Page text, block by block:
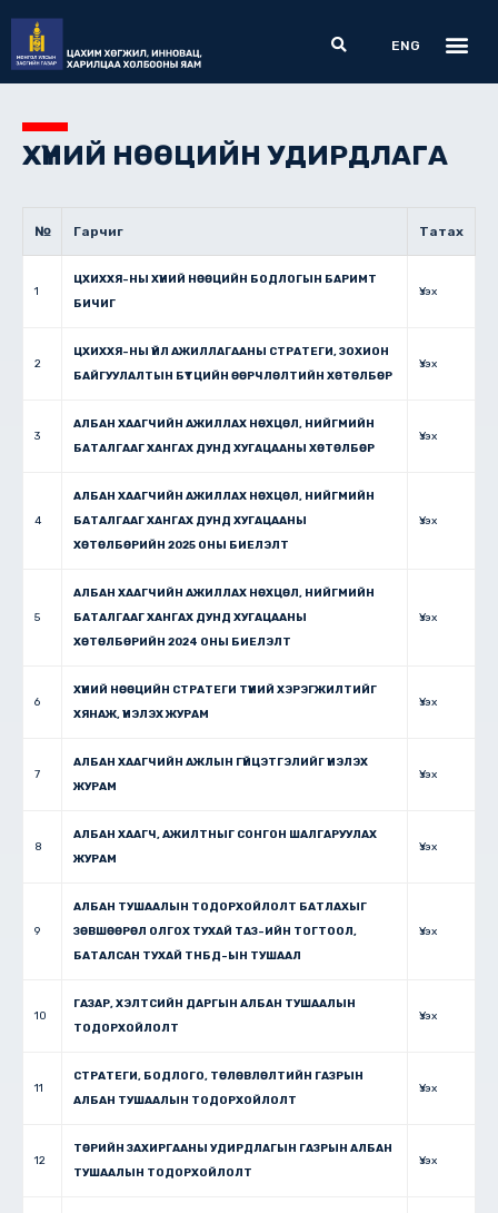
content
Search
ENG
ХҮНИЙ НӨӨЦИЙН УДИРДЛАГА
№ Гарчиг Татах
1
ЦХИХХЯ-НЫ ХҮНИЙ НӨӨЦИЙН БОДЛОГЫН БАРИМТ
БИЧИГ
Үзэх
2
ЦХИХХЯ-НЫ ҮЙЛ АЖИЛЛАГААНЫ СТРАТЕГИ, ЗОХИОН
БАЙГУУЛАЛТЫН БҮТЦИЙН ӨӨРЧЛӨЛТИЙН ХӨТӨЛБӨР
Үзэх
3
АЛБАН ХААГЧИЙН АЖИЛЛАХ НӨХЦӨЛ, НИЙГМИЙН
БАТАЛГААГ ХАНГАХ ДУНД ХУГАЦААНЫ ХӨТӨЛБӨР
Үзэх
4
АЛБАН ХААГЧИЙН АЖИЛЛАХ НӨХЦӨЛ, НИЙГМИЙН
БАТАЛГААГ ХАНГАХ ДУНД ХУГАЦААНЫ
ХӨТӨЛБӨРИЙН 2025 ОНЫ БИЕЛЭЛТ
Үзэх
5
АЛБАН ХААГЧИЙН АЖИЛЛАХ НӨХЦӨЛ, НИЙГМИЙН
БАТАЛГААГ ХАНГАХ ДУНД ХУГАЦААНЫ
ХӨТӨЛБӨРИЙН 2024 ОНЫ БИЕЛЭЛТ
Үзэх
6
ХҮНИЙ НӨӨЦИЙН СТРАТЕГИ ТҮҮНИЙ ХЭРЭГЖИЛТИЙГ
ХЯНАЖ, ҮНЭЛЭХ ЖУРАМ
Үзэх
7
АЛБАН ХААГЧИЙН АЖЛЫН ГҮЙЦЭТГЭЛИЙГ ҮНЭЛЭХ
ЖУРАМ
Үзэх
8
АЛБАН ХААГЧ, АЖИЛТНЫГ СОНГОН ШАЛГАРУУЛАХ
ЖУРАМ
Үзэх
9
АЛБАН ТУШААЛЫН ТОДОРХОЙЛОЛТ БАТЛАХЫГ
ЗӨВШӨӨРӨЛ ОЛГОХ ТУХАЙ ТАЗ-ИЙН ТОГТООЛ,
БАТАЛСАН ТУХАЙ ТНБД-ЫН ТУШААЛ
Үзэх
10
ГАЗАР, ХЭЛТСИЙН ДАРГЫН АЛБАН ТУШААЛЫН
ТОДОРХОЙЛОЛТ
Үзэх
11
СТРАТЕГИ, БОДЛОГО, ТӨЛӨВЛӨЛТИЙН ГАЗРЫН
АЛБАН ТУШААЛЫН ТОДОРХОЙЛОЛТ
Үзэх
12
ТӨРИЙН ЗАХИРГААНЫ УДИРДЛАГЫН ГАЗРЫН АЛБАН
ТУШААЛЫН ТОДОРХОЙЛОЛТ
Үзэх